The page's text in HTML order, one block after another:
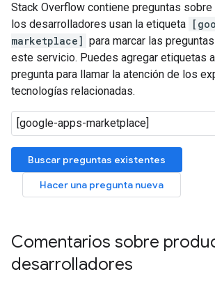
Stack Overflow contiene preguntas
los desarrolladores usan la etiqueta
marketplace] para marcar las
este servicio. Puedes agregar etiquetas
pregunta para llamar la atención de los
tecnologías relacionadas.
Buscar preguntas existentes
Hacer una pregunta nueva
Comentarios sobre
desarrolladores